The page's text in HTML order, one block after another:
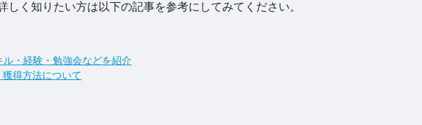
く知りたい方は以下の記事を参考にしてみてください。
・経験・勉強会などを紹介
得方法について